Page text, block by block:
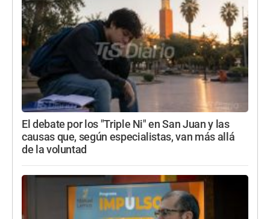
El debate por los "Triple Ni" en San Juan y las
causas que, según especialistas, van más allá
de la voluntad